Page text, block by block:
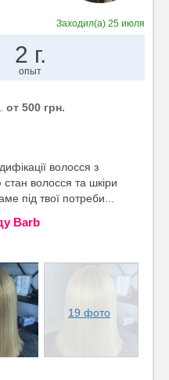
Заходил(а) 25 июля
2 г.
опыт
от 500 грн.
волосся з
волосся та шкіри
під твої потреби...
Barb
19 фото